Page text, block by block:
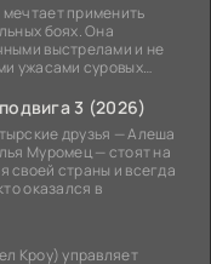
применить
боях. Она
выстрелами и не
ужасами суровых
3 (2026)
друзья — Алеша
Муромец — стоят на
своей страны и всегда
оказался в
Кроу) управляет